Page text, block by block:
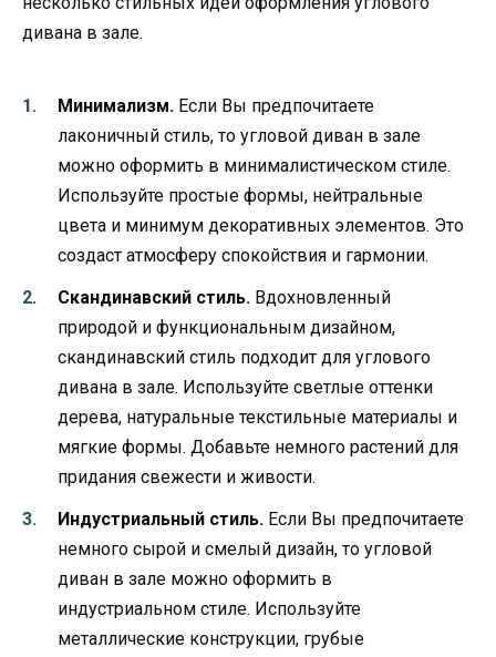
дивана в зале.
Минимализм. Если Вы предпочитаете
лаконичный стиль, то угловой диван в зале
можно оформить в минималистическом стиле.
Используйте простые формы, нейтральные
цвета и минимум декоративных элементов. Это
создаст атмосферу спокойствия и гармонии.
Скандинавский стиль. Вдохновленный
природой и функциональным дизайном,
скандинавский стиль подходит для углового
дивана в зале. Используйте светлые оттенки
дерева, натуральные текстильные материалы и
мягкие формы. Добавьте немного растений для
придания свежести и живости.
Индустриальный стиль. Если Вы предпочитаете
немного сырой и смелый дизайн, то угловой
диван в зале можно оформить в
индустриальном стиле. Используйте
металлические конструкции, грубые